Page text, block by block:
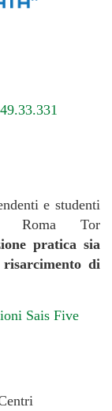
e studenti
Roma Tor
pratica sia
di
Sais Five